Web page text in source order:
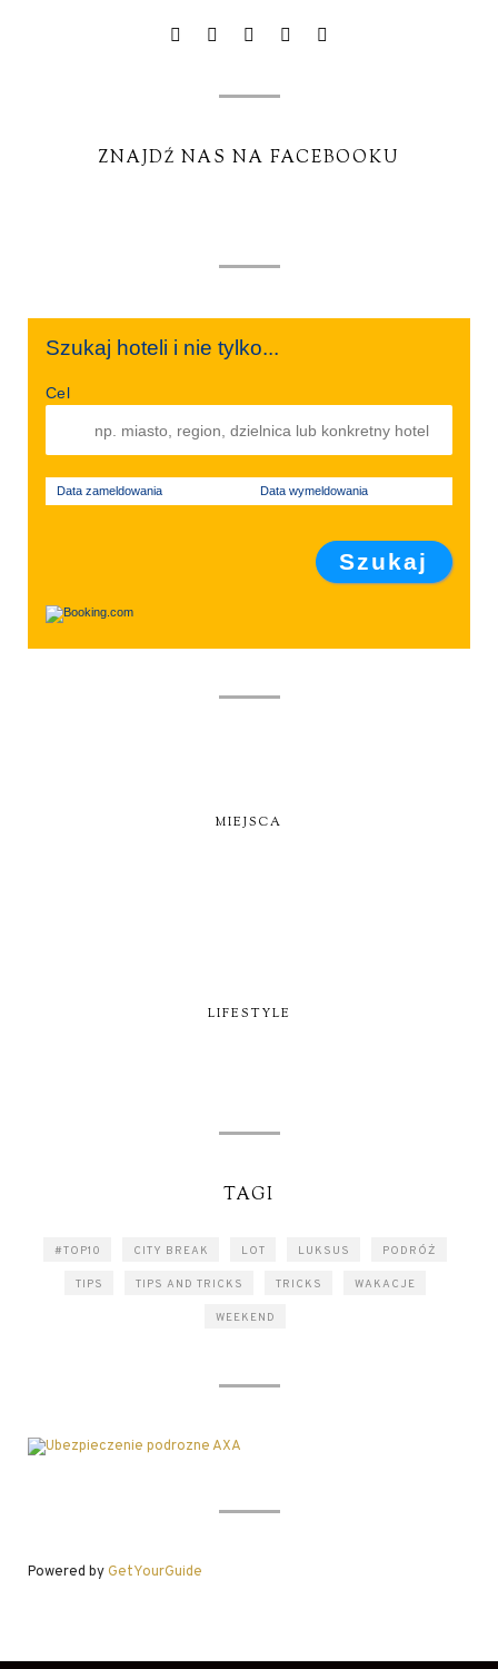
ZNAJDŹ NAS NA FACEBOOKU
Szukaj hoteli i nie tylko...
Cel
Data zameldowania Data wymeldowania
MIEJSCA
LIFESTYLE
TAGI
#TOP10 CITY BREAK LOT LUKSUS PODRÓŻ
TIPS TIPS AND TRICKS TRICKS WAKACJE
WEEKEND
Powered byGetYourGuide